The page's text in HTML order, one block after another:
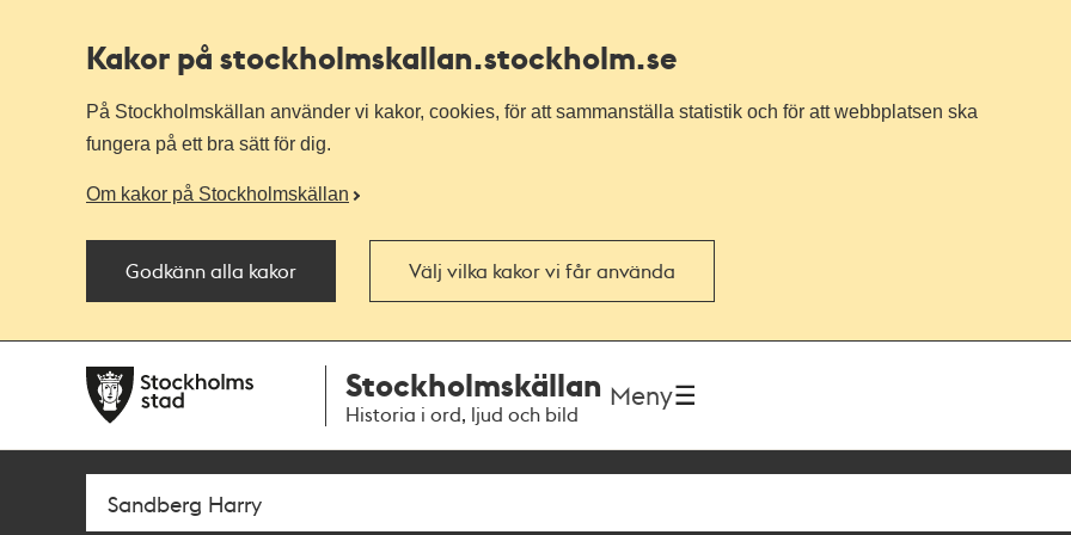
Kakor på stockholmskallan.stockholm.se
På Stockholmskällan använder vi kakor, cookies, för att sammanställa statistik och för att webbplatsen ska
fungera på ett bra sätt för dig.
Om kakor på Stockholmskällan
Godkänn alla kakor Välj vilka kakor vi får använda
navigationen
huvudinnehållet
Stockholmskällan
Historia i ord, ljud och bild
Meny
Sök